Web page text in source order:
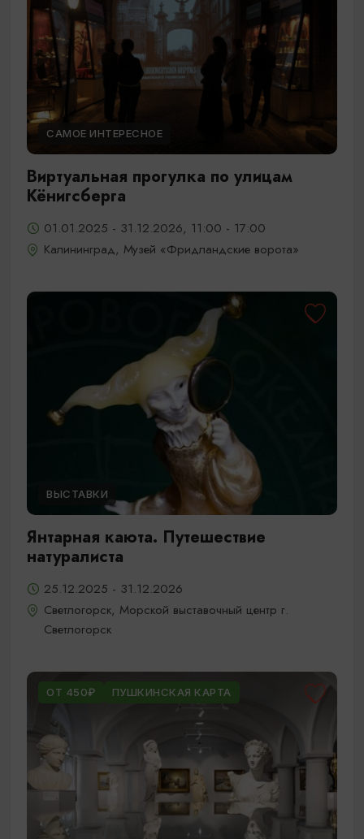
САМОЕ ИНТЕРЕСНОЕ
Виртуальная прогулка по улицам
Кёнигсберга
01.01.2025 - 31.12.2026, 11:00 - 17:00
Калининград, Музей «Фридландские ворота»
ВЫСТАВКИ
Янтарная каюта. Путешествие
натуралиста
25.12.2025 - 31.12.2026
Светлогорск, Морской выставочный центр г.
Светлогорск
ОТ 450₽ ПУШКИНСКАЯ КАРТА